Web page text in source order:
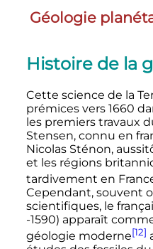
Géologie
Histoire de la
Cette science de la
prémices vers 1660
les premiers travaux
Stensen, connu en
Nicolas Sténon,
et les régions
tardivement en
Cependant, souvent
scientifiques, le
-1590) apparaît
géologie moderne[12]